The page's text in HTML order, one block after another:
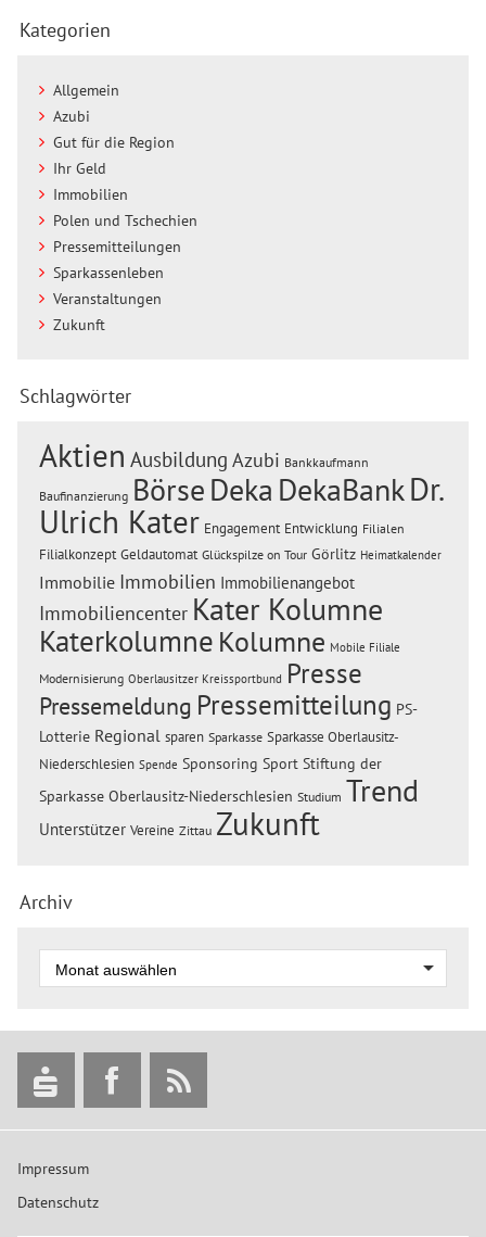
Kategorien
Allgemein
Azubi
Gut für die Region
Ihr Geld
Immobilien
Polen und Tschechien
Pressemitteilungen
Sparkassenleben
Veranstaltungen
Zukunft
Schlagwörter
Aktien Ausbildung Azubi Bankkaufmann
Baufinanzierung BörseDeka DekaBankDr.
Ulrich Kater Engagement Entwicklung Filialen
Filialkonzept Geldautomat Glückspilze on Tour Görlitz Heimatkalender
Immobilie Immobilien Immobilienangebot
Immobiliencenter Kater Kolumne
Katerkolumne Kolumne Mobile Filiale
Modernisierung Oberlausitzer Kreissportbund Presse
Pressemeldung Pressemitteilung PS-
Lotterie Regional sparen Sparkasse Sparkasse Oberlausitz-
Niederschlesien Spende Sponsoring Sport Stiftung der
Sparkasse Oberlausitz-Niederschlesien Studium Trend
Unterstützer Vereine Zittau Zukunft
Archiv
Impressum
Datenschutz